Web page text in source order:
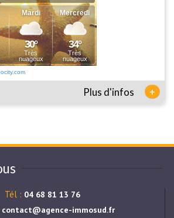
Plus d'infos +
Tél : 04 68 81 13 76
contact@agence-immosud.fr